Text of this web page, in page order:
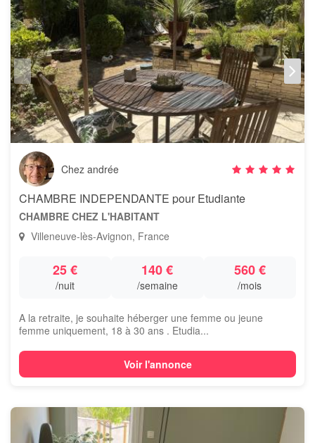
Chez andrée
CHAMBRE INDEPENDANTE pour Etudiante
CHAMBRE CHEZ L'HABITANT
Villeneuve-lès-Avignon, France
25 €
/nuit
140 €
/semaine
560 €
/mois
A la retraite, je souhaite héberger une femme ou jeune
femme uniquement, 18 à 30 ans . Etudia...
Voir l'annonce